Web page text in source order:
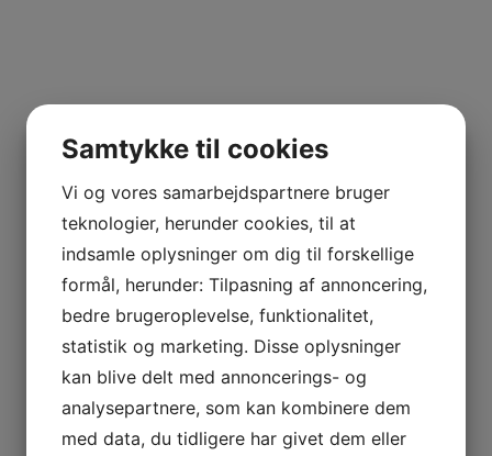
Samtykke til cookies
Vi og vores samarbejdspartnere bruger
teknologier, herunder cookies, til at
indsamle oplysninger om dig til forskellige
formål, herunder: Tilpasning af annoncering,
bedre brugeroplevelse, funktionalitet,
statistik og marketing. Disse oplysninger
kan blive delt med annoncerings- og
analysepartnere, som kan kombinere dem
med data, du tidligere har givet dem eller